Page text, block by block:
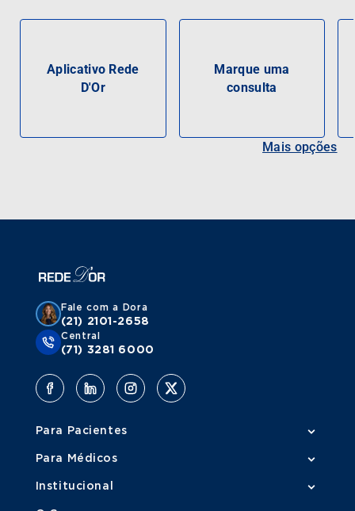
Aplicativo Rede
D'Or
Marque uma
consulta
Mais opções
Fale com a Dora
(21) 2101-2658
Central
(71) 3281 6000
Para Pacientes
Para Médicos
Institucional